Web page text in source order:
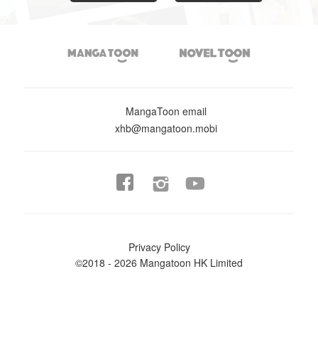
 
MangaToon email
xhb@mangatoon.mobi
 
Privacy Policy
©2018 - 2026 Mangatoon HK Limited